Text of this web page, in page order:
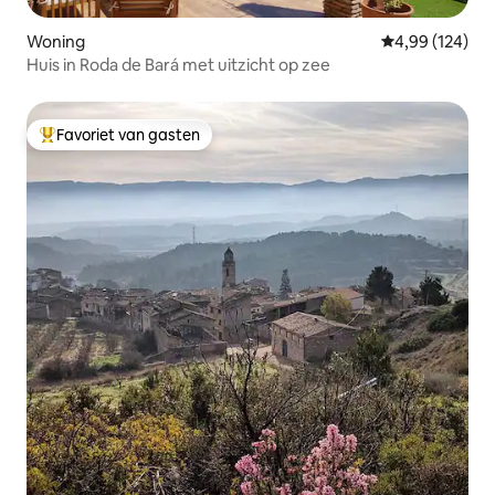
Woning Gemiddelde
4,99 (124)
Huis in Roda de Bará met uitzicht op zee
Topfavoriet van gasten
Favoriet van gasten